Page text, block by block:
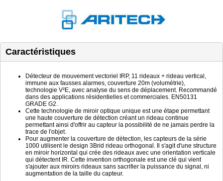
Caractéristiques
Détecteur de mouvement vectoriel IRP, 11 rideaux + rideau vertical,
immune aux fausses alarmes, couverture 20m (volumétrie),
technologie V²E, avec analyse du sens de déplacement. Recommandé
dans des applications résidentielles et commerciales. EN50131
GRADE G2.
Cette technologie de miroir optique unique est une étape permettant
une haute couverture de détection créant un rideau continue
permettant ainsi d'offrir au capteur la possibilité de ne jamais perdre la
trace de l'objet.
Pour augmenter la couverture de détection, les capteurs de la série
1000 utilisent le design 3Brid rideau orthogonal. Il s'agit d'une structure
en miroir horizontal qui crée des rideaux avec une orientation verticale
qui détectent IR. Cette invention orthogonale est une clé qui vient
s'ajouter aux miroirs rideaux sans sacrifier la puissance du signal, ni
augmentation de la taille du capteur.